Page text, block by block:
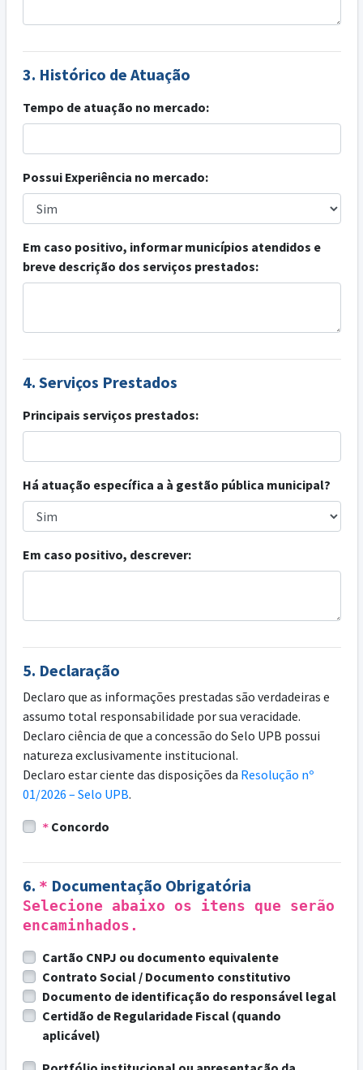
3. Histórico de Atuação
Tempo de atuação no mercado:
Possui Experiência no mercado:
Em caso positivo, informar municípios atendidos e
breve descrição dos serviços prestados:
4. Serviços Prestados
Principais serviços prestados:
Há atuação específica a à gestão pública municipal?
Em caso positivo, descrever:
5. Declaração
Declaro que as informações prestadas são verdadeiras e
assumo total responsabilidade por sua veracidade.
Declaro ciência de que a concessão do Selo UPB possui
natureza exclusivamente institucional.
Declaro estar ciente das disposições da Resolução nº
01/2026 – Selo UPB.
*Concordo
6. * Documentação Obrigatória
Selecione abaixo os itens que serão
encaminhados.
Cartão CNPJ ou documento equivalente
Contrato Social / Documento constitutivo
Documento de identificação do responsável legal
Certidão de Regularidade Fiscal (quando
aplicável)